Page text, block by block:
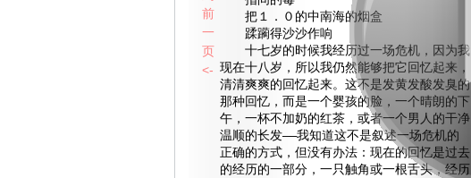
把１．０的中南海的烟盒
蹂躏得沙沙作响
十七岁的时候我经历过一场危机，因为我
现在十八岁，所以我仍然能够把它回忆起来，
清清爽爽的回忆起来。这不是发黄发酸发臭的
那种回忆，而是一个婴孩的脸，一个晴朗的下
午，一杯不加奶的红茶，或者一个男人的干净
温顺的长发——我知道这不是叙述一场危机的
正确的方式，但没有办法：现在的回忆是过去
的经历的一部分，一只触角或一根舌头，经历
前
一
页
<-